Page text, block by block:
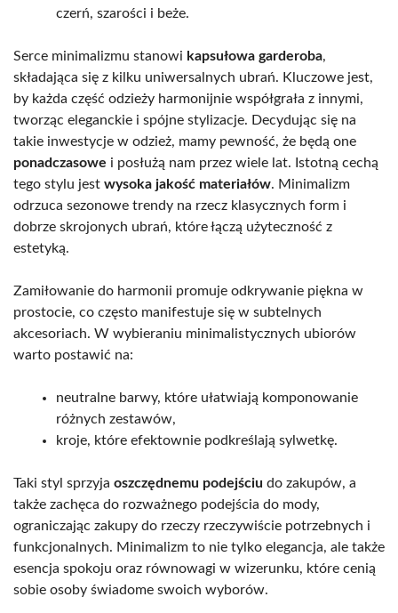
czerń, szarości i beże.
Serce minimalizmu stanowi kapsułowa garderoba,
składająca się z kilku uniwersalnych ubrań. Kluczowe jest,
by każda część odzieży harmonijnie współgrała z innymi,
tworząc eleganckie i spójne stylizacje. Decydując się na
takie inwestycje w odzież, mamy pewność, że będą one
ponadczasowe i posłużą nam przez wiele lat. Istotną cechą
tego stylu jest wysoka jakość materiałów. Minimalizm
odrzuca sezonowe trendy na rzecz klasycznych form i
dobrze skrojonych ubrań, które łączą użyteczność z
estetyką.
Zamiłowanie do harmonii promuje odkrywanie piękna w
prostocie, co często manifestuje się w subtelnych
akcesoriach. W wybieraniu minimalistycznych ubiorów
warto postawić na:
neutralne barwy, które ułatwiają komponowanie
różnych zestawów,
kroje, które efektownie podkreślają sylwetkę.
Taki styl sprzyja oszczędnemu podejściu do zakupów, a
także zachęca do rozważnego podejścia do mody,
ograniczając zakupy do rzeczy rzeczywiście potrzebnych i
funkcjonalnych. Minimalizm to nie tylko elegancja, ale także
esencja spokoju oraz równowagi w wizerunku, które cenią
sobie osoby świadome swoich wyborów.